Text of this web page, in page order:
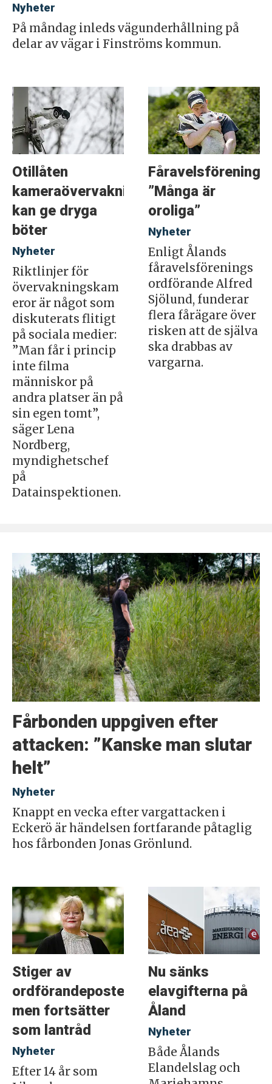
Nyheter
På måndag inleds vägunderhållning på
delar av vägar i Finströms kommun.
Otillåten
kameraövervakning
kan ge dryga
böter
Nyheter
Riktlinjer för
övervakningskam
eror är något som
diskuterats flitigt
på sociala medier:
”Man får i princip
inte filma
människor på
andra platser än på
sin egen tomt”,
säger Lena
Nordberg,
myndighetschef
på
Datainspektionen.
”Många är
oroliga”
Nyheter
Enligt Ålands
fåravelsförenings
ordförande Alfred
Sjölund, funderar
flera fårägare över
risken att de själva
ska drabbas av
vargarna.
Fårbonden uppgiven efter
attacken: ”Kanske man slutar
helt”
Nyheter
Knappt en vecka efter vargattacken i
Eckerö är händelsen fortfarande påtaglig
hos fårbonden Jonas Grönlund.
Stiger av
ordförandeposten
men fortsätter
som lantråd
Nyheter
Efter 14 år som
Nu sänks
elavgifterna på
Åland
Nyheter
Både Ålands
Elandelslag och